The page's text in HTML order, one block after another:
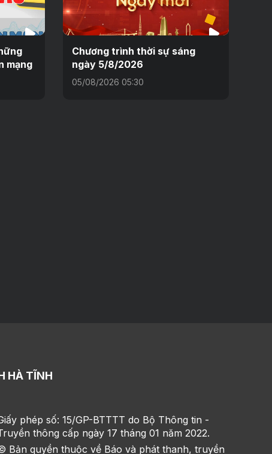
mạng
Chương trình thời sự sáng
ngày 5/8/2026
05/08/2026 05:30
HÀ TĨNH
phép số: 15/GP-BTTTT do Bộ Thông tin -
thông cấp ngày 17 tháng 01 năm 2022.
Bản quyền thuộc về Báo và phát thanh, truyền